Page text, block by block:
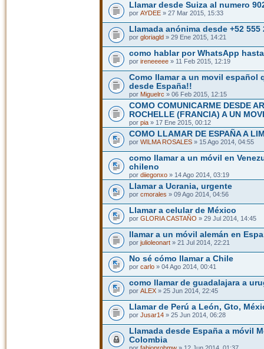
Llamar desde Suiza al numero
por AYDEE» 27 Mar 2015, 15:33
Llamada anónima desde +52 555
por gloriagld » 29 Ene 2015, 14:21
como hablar por WhatsApp
por ireneeeee» 11 Feb 2015, 12:19
Como llamar a un movil español
desde España!!
por Miguelrc » 06 Feb 2015, 12:15
COMO COMUNICARME DESDE
ROCHELLE (FRANCIA) A UN
por pia» 17 Ene 2015, 00:12
COMO LLAMAR DE ESPAÑA A
por WILMA ROSALES» 15 Ago 2014, 04:55
como llamar a un móvil en
chileno
por diiegonxo» 14 Ago 2014, 03:19
Llamar a Ucrania, urgente
por cmorales » 09 Ago 2014, 04:56
Llamar a celular de México
por GLORIA CASTAÑO » 29 Jul 2014, 14:45
llamar a un móvil alemán en
por julioleonart» 21 Jul 2014, 22:21
No sé cómo llamar a Chile
por carlo» 04 Ago 2014, 00:41
como llamar de guadalajara a
por ALEX» 25 Jun 2014, 22:45
Llamar de Perú a León, Gto,
por Jusar14» 25 Jun 2014, 06:28
Llamada desde España a móvil
Colombia